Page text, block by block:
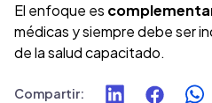
El enfoque es
médicas y siempre debe ser
de la salud capacitado.
Compartir: